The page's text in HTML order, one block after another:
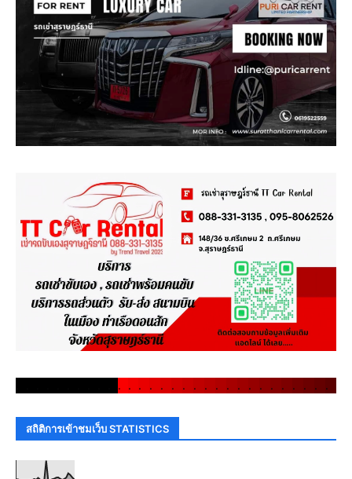
. . . . . . . . . . . . . . . . . . . .
สถิติการเข้าชมเว็บ STATISTICS